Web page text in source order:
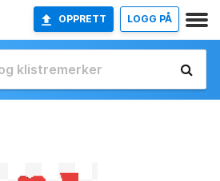
OPPRETT LOGG PÅ